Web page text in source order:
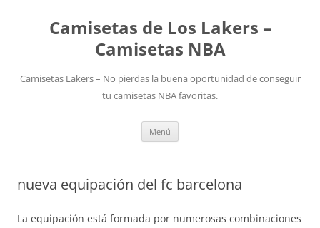
Camisetas de Los Lakers –
Camisetas NBA
Camisetas Lakers – No pierdas la buena oportunidad de conseguir
tu camisetas NBA favoritas.
Menú
nueva equipación del fc barcelona
La equipación está formada por numerosas combinaciones